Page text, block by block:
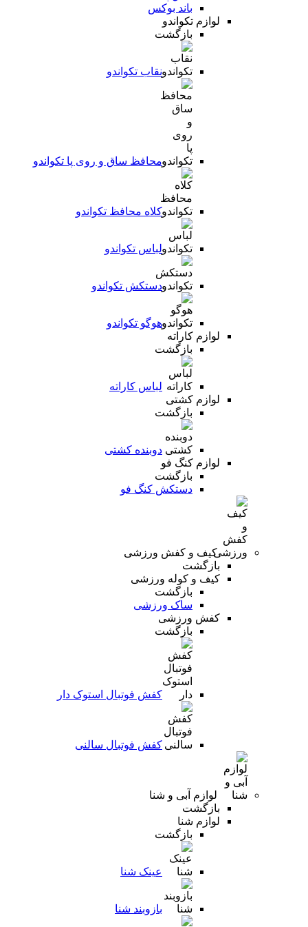
باند بوکس
لوازم تکواندو
بازگشت
نقاب تکواندو
محافظ ساق و روی پا تکواندو
کلاه محافظ تکواندو
لباس تکواندو
دستکش تکواندو
هوگو تکواندو
لوازم کاراته
بازگشت
لباس کاراته
لوازم کشتی
بازگشت
دوبنده کشتی
لوازم کنگ فو
بازگشت
دستکش کنگ فو
کیف و کفش ورزشی
بازگشت
کیف و کوله ورزشی
بازگشت
ساک ورزشی
کفش ورزشی
بازگشت
کفش فوتبال استوک دار
کفش فوتبال سالنی
لوازم آبی و شنا
بازگشت
لوازم شنا
بازگشت
عینک شنا
بازوبند شنا